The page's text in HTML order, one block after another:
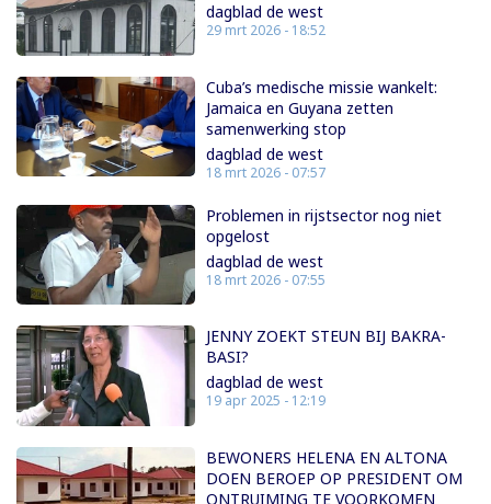
dagblad de west
29 mrt 2026 - 18:52
Cuba’s medische missie wankelt:
Jamaica en Guyana zetten
samenwerking stop
dagblad de west
18 mrt 2026 - 07:57
Problemen in rijstsector nog niet
opgelost
dagblad de west
18 mrt 2026 - 07:55
JENNY ZOEKT STEUN BIJ BAKRA-
BASI?
dagblad de west
19 apr 2025 - 12:19
BEWONERS HELENA EN ALTONA
DOEN BEROEP OP PRESIDENT OM
ONTRUIMING TE VOORKOMEN